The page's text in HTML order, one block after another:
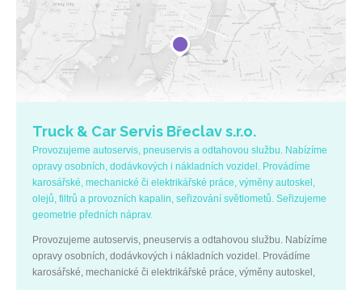
Truck & Car Servis Břeclav s.r.o.
Provozujeme autoservis, pneuservis a odtahovou službu. Nabízíme
opravy osobních, dodávkových i nákladních vozidel. Provádíme
karosářské, mechanické či elektrikářské práce, výměny autoskel,
olejů, filtrů a provozních kapalin, seřizování světlometů. Seřizujeme
geometrie předních náprav.
Provozujeme autoservis, pneuservis a odtahovou službu. Nabízíme
opravy osobních, dodávkových i nákladních vozidel. Provádíme
karosářské, mechanické či elektrikářské práce, výměny autoskel,